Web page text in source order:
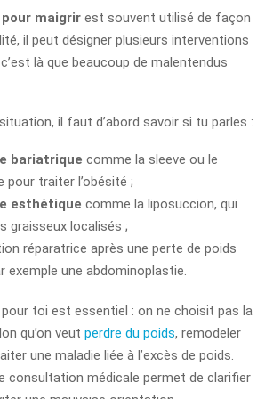
maigrir est souvent utilisé de façon
il peut désigner plusieurs interventions
là que beaucoup de malentendus
il faut d’abord savoir si tu parles :
bariatrique comme la sleeve ou le
pour traiter l’obésité ;
esthétique comme la liposuccion, qui
graisseux localisés ;
réparatrice après une perte de poids
exemple une abdominoplastie.
toi est essentiel : on ne choisit pas la
qu’on veut perdre du poids, remodeler
une maladie liée à l’excès de poids.
consultation médicale permet de clarifier